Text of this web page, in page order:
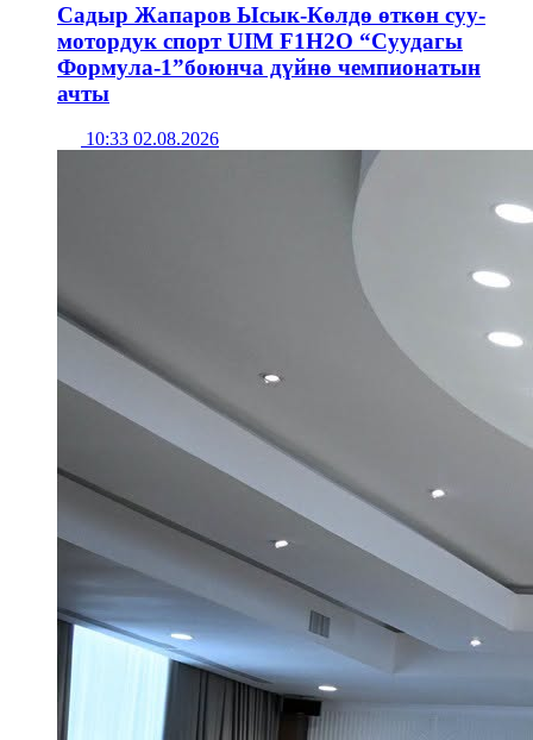
Садыр Жапаров Ысык-Көлдө өткөн суу-
мотордук спорт UIM F1H2O “Суудагы
Формула-1”боюнча дүйнө чемпионатын
ачты
10:33 02.08.2026